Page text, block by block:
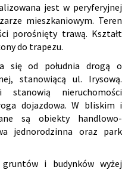
jest w peryferyjnej
mieszkaniowym. Teren
porośnięty trawą. Kształt
do trapezu.
się od południa drogą o
stanowiącą ul. Irysową.
stanowią nieruchomości
dojazdowa. W bliskim i
są obiekty handlowo-
jednorodzinna oraz park
i budynków wyżej